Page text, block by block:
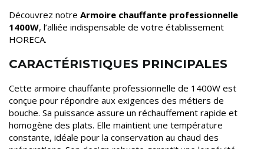
Découvrez notre Armoire chauffante professionnelle
1400W, l’alliée indispensable de votre établissement
HORECA.
CARACTÉRISTIQUES PRINCIPALES
Cette armoire chauffante professionnelle de 1400W est
conçue pour répondre aux exigences des métiers de
bouche. Sa puissance assure un réchauffement rapide et
homogène des plats. Elle maintient une température
constante, idéale pour la conservation au chaud des